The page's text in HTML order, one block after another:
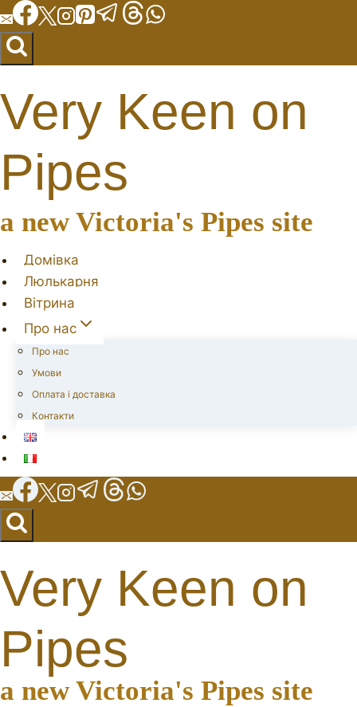
Перейти
до
вмісту
Very Keen on
Pipes
a new Victoria's Pipes site
Домівка
Люлькарня
Вітрина
Про нас
Про нас
Умови
Оплата і доставка
Контакти
Very Keen on
Pipes
a new Victoria's Pipes site